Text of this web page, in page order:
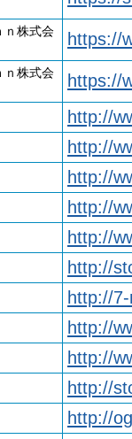
株式会
https://
株式会
https://
http://
http://
http://
http://
http://
http://
http://
http://
http://
http://
http://